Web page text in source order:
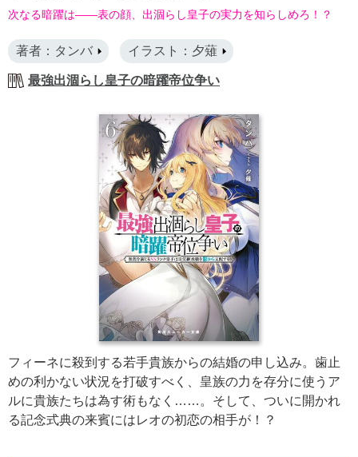
次なる暗躍は――表の顔、出涸らし皇子の実力を知らしめろ！？
著者：タンバ イラスト：夕薙
最強出涸らし皇子の暗躍帝位争い
フィーネに殺到する若手貴族からの結婚の申し込み。歯止
めの利かない状況を打破すべく、皇族の力を存分に使うア
ルに貴族たちは為す術もなく……。そして、ついに開かれ
る記念式典の来賓にはレオの初恋の相手が！？